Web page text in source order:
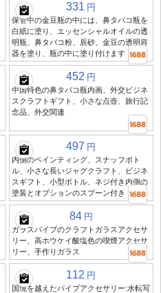
331 円
保管中の金豆瓶の中には、鼻タバコ瓶を
白紙に塗り、エッセンシャルオイルの透
明瓶、鼻タバコ粉、辰砂、金豆の透明容
器を塗り、瓶の中に塗り付けます
452 円
中国特色の鼻タバコ瓶内画、外交ビジネ
スクラフトギフト、小さな点壺、旅行記
念品、外交関連
497 円
内側のペインティング、スナッフボト
ル、小さな長いジャグクラフト、ビジネ
スギフト、小型ボトル、ネジ付き内側の
塗装とオプションのスプーン付き
84 円
ガラスパイプのクラフトガラスアクセサ
リー、高ホウケイ酸塩色の喫煙アクセサ
リー、手作りガラス
112 円
国境を越えたパイプアクセサリー:水転写